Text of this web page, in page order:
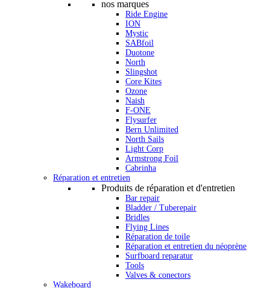
nos marques
Ride Engine
ION
Mystic
SABfoil
Duotone
North
Slingshot
Core Kites
Ozone
Naish
F-ONE
Flysurfer
Bern Unlimited
North Sails
Light Corp
Armstrong Foil
Cabrinha
Réparation et entretien
Produits de réparation et d'entretien
Bar repair
Bladder / Tuberepair
Bridles
Flying Lines
Réparation de toile
Réparation et entretien du néoprène
Surfboard reparatur
Tools
Valves & conectors
Wakeboard